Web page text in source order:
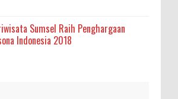
Sumsel Raih Penghargaan
Indonesia 2018